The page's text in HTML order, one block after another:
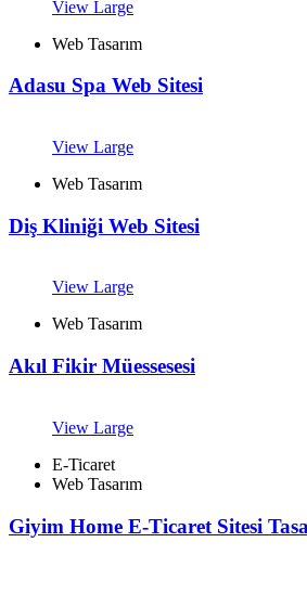
View Large
Web Tasarım
Adasu Spa Web Sitesi
View Large
Web Tasarım
Diş Kliniği Web Sitesi
View Large
Web Tasarım
Akıl Fikir Müessesesi
View Large
E-Ticaret
Web Tasarım
Giyim Home E-Ticaret Sitesi